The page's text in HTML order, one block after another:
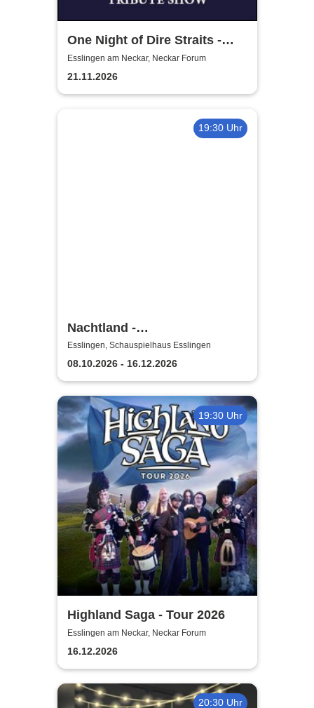
One Night of Dire Straits -
Tribute Show
Esslingen am Neckar, Neckar Forum
21.11.2026
19:30 Uhr
Nachtland -
Württembergische
Landesbühne Esslingen
Esslingen, Schauspielhaus Esslingen
08.10.2026 - 16.12.2026
19:30 Uhr
Highland Saga - Tour 2026
Esslingen am Neckar, Neckar Forum
16.12.2026
20:30 Uhr